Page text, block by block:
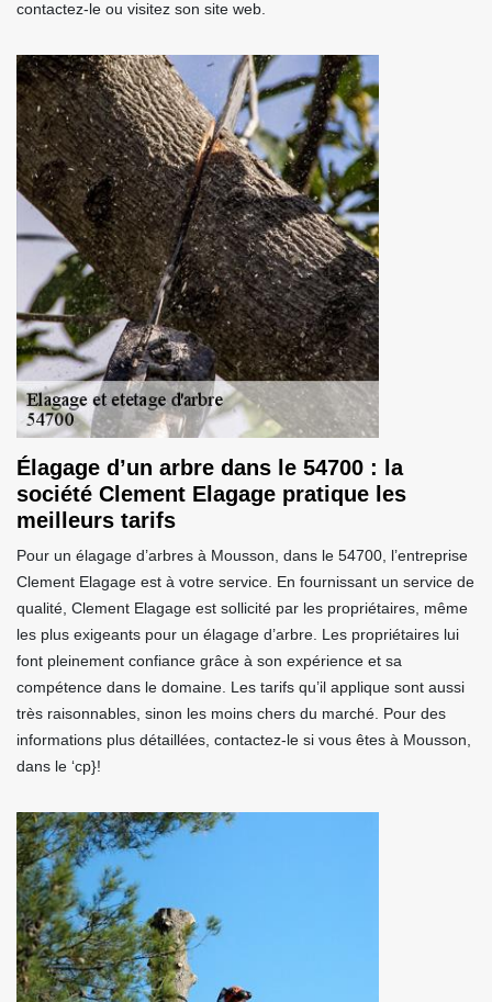
contactez-le ou visitez son site web.
Élagage d’un arbre dans le 54700 : la
société Clement Elagage pratique les
meilleurs tarifs
Pour un élagage d’arbres à Mousson, dans le 54700, l’entreprise
Clement Elagage est à votre service. En fournissant un service de
qualité, Clement Elagage est sollicité par les propriétaires, même
les plus exigeants pour un élagage d’arbre. Les propriétaires lui
font pleinement confiance grâce à son expérience et sa
compétence dans le domaine. Les tarifs qu’il applique sont aussi
très raisonnables, sinon les moins chers du marché. Pour des
informations plus détaillées, contactez-le si vous êtes à Mousson,
dans le ‘cp}!